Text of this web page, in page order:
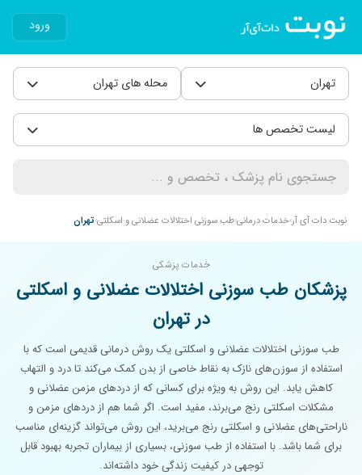
ورود
تهران محله های تهران
لیست تخصص ها
نوبت دات آی آر خدمات درمانیطب سوزنی اختلالات عضلانی و اسکلتی تهران
خدمات پزشکی
پزشکان طب سوزنی اختلالات عضلانی و اسکلتی
در تهران
طب سوزنی اختلالات عضلانی و اسکلتی یک روش درمانی قدیمی است که با
استفاده از سوزن‌های نازک به نقاط خاصی از بدن کمک می‌کند تا درد و التهاب
کاهش یابد. این روش به ویژه برای کسانی که از دردهای مزمن عضلانی و
مشکلات اسکلتی رنج می‌برند، مفید است. اگر شما هم از دردهای مزمن و
ناراحتی‌های عضلانی و اسکلتی رنج می‌برید، این روش می‌تواند گزینه‌ای مناسب
برای شما باشد. با استفاده از طب سوزنی، بسیاری از بیماران تجربه بهبود قابل
توجهی در کیفیت زندگی خود داشته‌اند.